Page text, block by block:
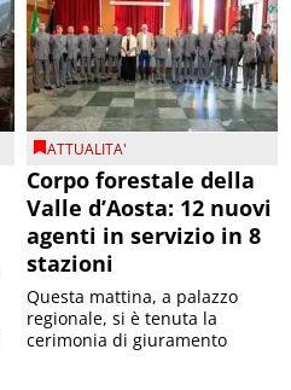
ATTUALITA'
Corpo forestale della
Valle d’Aosta: 12 nuovi
agenti in servizio in 8
stazioni
Questa mattina, a palazzo
regionale, si è tenuta la
cerimonia di giuramento